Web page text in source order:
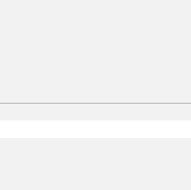
starkes Zeichen für
Nachhaltigkeit.
Finanzvertrieb